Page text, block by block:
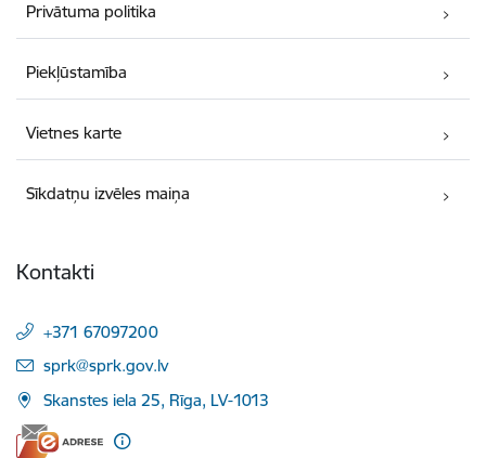
Privātuma politika
Piekļūstamība
Vietnes karte
Sīkdatņu izvēles maiņa
Kontakti
+371 67097200
E-pasts:
sprk@sprk.gov.lv
Skanstes iela 25, Rīga, LV-1013